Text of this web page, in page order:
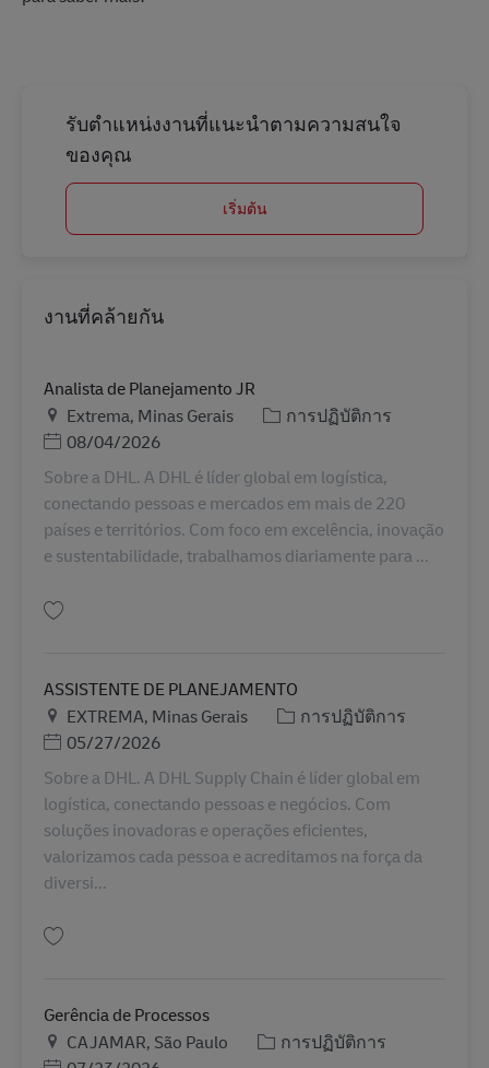
รับตำแหน่งงานที่แนะนำตามความสนใจ
ของคุณ
เริ่มต้น
งานที่คล้ายกัน
Analista de Planejamento JR
สถานที่
Extrema, Minas Gerais หมวดหมู่
การปฏิบัติการ
Posted Date
08/04/2026
Sobre a DHL. A DHL é líder global em logística,
conectando pessoas e mercados em mais de 220
países e territórios. Com foco em excelência, inovação
e sustentabilidade, trabalhamos diariamente para ...
ASSISTENTE DE PLANEJAMENTO
สถานที่
EXTREMA, Minas Gerais หมวดหมู่
การปฏิบัติการ
Posted Date
05/27/2026
Sobre a DHL. A DHL Supply Chain é líder global em
logística, conectando pessoas e negócios. Com
soluções inovadoras e operações eficientes,
valorizamos cada pessoa e acreditamos na força da
diversi...
Gerência de Processos
สถานที่
CAJAMAR, São Paulo หมวดหมู่
การปฏิบัติการ